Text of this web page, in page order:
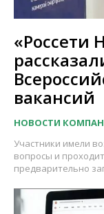
«Россети
вакансий
НОВОСТИ
Участники имели
вопросы и
предварительно